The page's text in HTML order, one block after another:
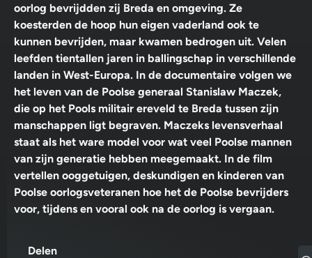
oorlog bevrijdden zij Breda en omgeving. Ze
koesterden de hoop hun eigen vaderland ook te
kunnen bevrijden, maar kwamen bedrogen uit. Velen
leefden tientallen jaren in ballingschap in verschillende
landen in West-Europa. In de documentaire volgen we
het leven van de Poolse generaal Stanislaw Maczek,
die op het Pools militair ereveld te Breda tussen zijn
manschappen ligt begraven. Maczeks levensverhaal
staat als het ware model voor wat veel Poolse mannen
van zijn generatie hebben meegemaakt. In de film
vertellen ooggetuigen, deskundigen en kinderen van
Poolse oorlogsveteranen hoe het de Poolse bevrijders
voor, tijdens en vooral ook na de oorlog is vergaan.
Delen